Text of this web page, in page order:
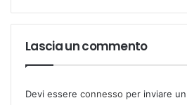
Lascia un commento
Devi essere connesso per inviare